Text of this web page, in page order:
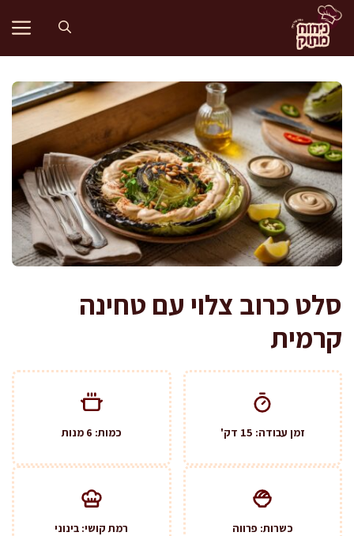
לדלג
לתוכן
סלט כרוב צלוי עם טחינה
קרמית
זמן עבודה: 15 דק' כמות: 6 מנות
כשרות: פרווה רמת קושי: בינוני